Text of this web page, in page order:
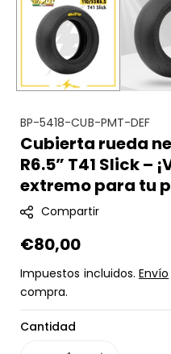
S
K
U
:
BP-5418-CUB-PMT-DEF
Cubierta rueda
R6.5” T41 Slick –
extremo para tu
Compartir
Precio
regular
€80,00
Impuestos incluidos.Envío
compra.
Cantidad